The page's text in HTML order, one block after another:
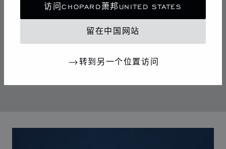
访问CHOPARD萧邦UNITED STATES
留在中国网站
转到另一个位置访问
传奇的灵动钻石
Chopard萧邦向这段铸就其地位的辉煌历史致敬。